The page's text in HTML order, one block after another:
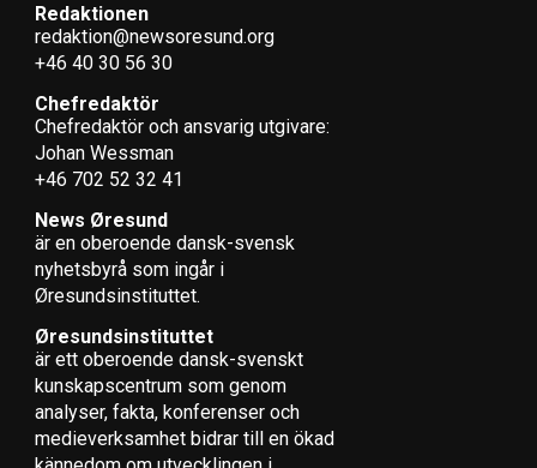
Redaktionen
redaktion@newsoresund.org
+46 40 30 56 30
Chefredaktör
Chefredaktör och ansvarig utgivare:
Johan Wessman
+46 702 52 32 41
News Øresund
är en oberoende dansk-svensk
nyhets­byrå som ingår i
Øresundsinstituttet.
Øresundsinstituttet
är ett oberoende dansk-svenskt
kunskapscentrum som genom
analyser, fakta, konferenser och
medieverksamhet bidrar till en ökad